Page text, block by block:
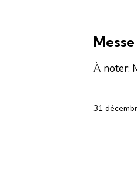
À noter:
31